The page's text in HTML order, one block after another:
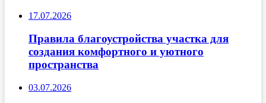
17.07.2026
Правила благоустройства участка для
создания комфортного и уютного
пространства
03.07.2026